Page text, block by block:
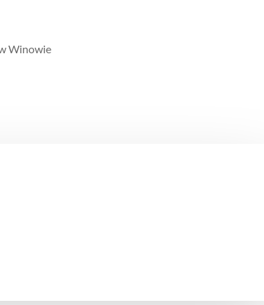
Winowie